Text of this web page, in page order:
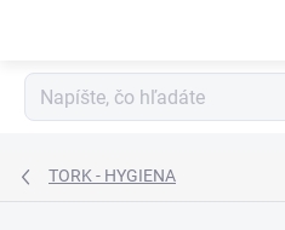
TORK - HYGIENA